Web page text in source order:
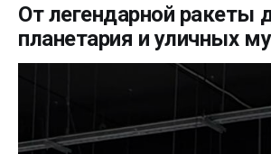
От легендарной ракеты
планетария и уличных